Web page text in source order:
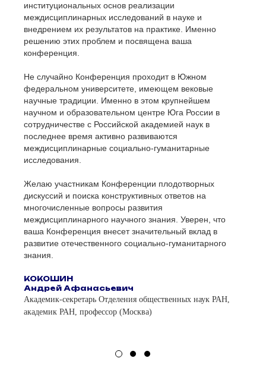
институциональных основ реализации
междисциплинарных исследований в науке и
внедрением их результатов на практике. Именно
решению этих проблем и посвящена ваша
конференция.
Не случайно Конференция проходит в Южном
федеральном университете, имеющем вековые
научные традиции. Именно в этом крупнейшем
научном и образовательном центре Юга России в
сотрудничестве с Российской академией наук в
последнее время активно развиваются
междисциплинарные социально-гуманитарные
исследования.
Желаю участникам Конференции плодотворных
дискуссий и поиска конструктивных ответов на
многочисленные вопросы развития
междисциплинарного научного знания. Уверен, что
ваша Конференция внесет значительный вклад в
развитие отечественного социально-гуманитарного
знания.
КОКОШИН
Андрей Афанасьевич
Академик-секретарь Отделения общественных наук РАН,
академик РАН, профессор (Москва)